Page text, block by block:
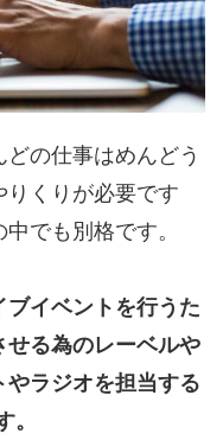
の仕事はめんどう
くりが必要です
でも別格です。
ブイベントを行うた
る為のレーベルや
ラジオを担当する